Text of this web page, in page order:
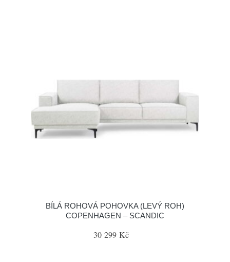
BÍLÁ ROHOVÁ POHOVKA (LEVÝ ROH)
COPENHAGEN – SCANDIC
30 299 Kč